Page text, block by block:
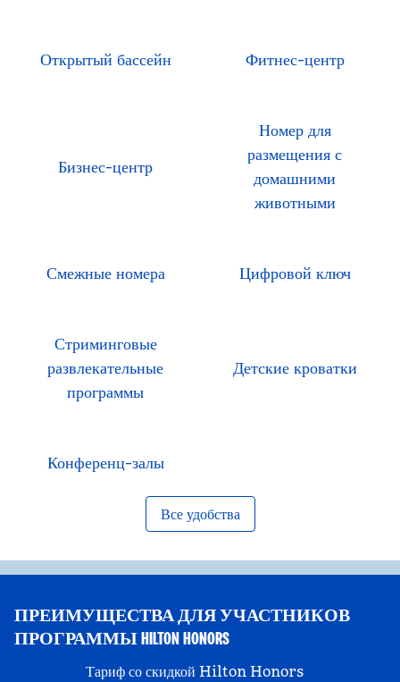
Открытый бассейн Фитнес-центр
Бизнес-центр
Номер для
размещения с
домашними
животными
Смежные номера Цифровой ключ
Стриминговые
развлекательные
программы
Детские кроватки
Конференц-залы
Все удобства
ПРЕИМУЩЕСТВА ДЛЯ УЧАСТНИКОВ
ПРОГРАММЫ HILTON HONORS
Тариф со скидкой Hilton Honors